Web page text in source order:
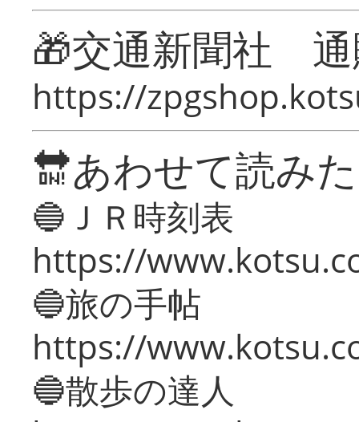
🎁交通新聞社
https://
🔛あわせて読み
🔵ＪＲ時刻表
https://
🔵旅の手帖
https://
🔵散歩の達人